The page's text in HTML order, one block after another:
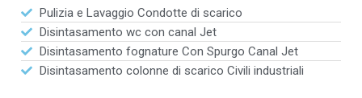
Pulizia e Lavaggio Condotte di scarico
Disintasamento wc con canal Jet
Disintasamento fognature Con Spurgo Canal Jet
Disintasamento colonne di scarico Civili industriali